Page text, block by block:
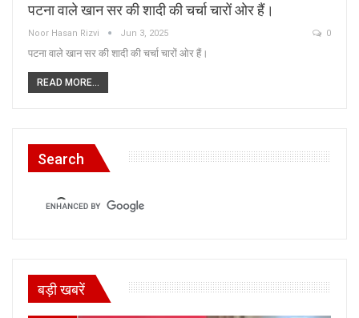
पटना वाले खान सर की शादी की चर्चा चारों ओर हैं।
Noor Hasan Rizvi Jun 3, 2025 0
पटना वाले खान सर की शादी की चर्चा चारों ओर हैं।
READ MORE...
Search
बड़ी खबरें